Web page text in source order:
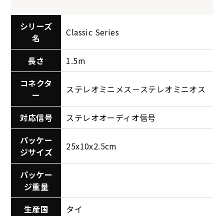
シリーズ
名
Classic Series
長さ
1.5m
コネクタ
ー
ステレオミニメス－ステレオミニオス
対応信号
ステレオオーディオ信号
パッケー
ジサイズ
25x10x2.5cm
パッケー
ジ重量
生産国
タイ